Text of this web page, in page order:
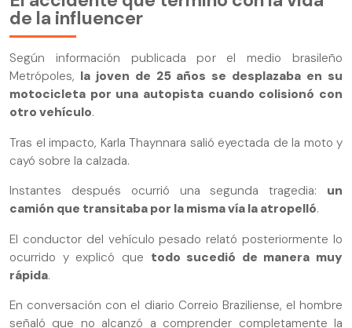
de la influencer
Según información publicada por el medio brasileño
Metrópoles, la joven de 25 años se desplazaba en su
motocicleta por una autopista cuando colisionó con
otro vehículo.
Tras el impacto, Karla Thaynnara salió eyectada de la moto y
cayó sobre la calzada.
Instantes después ocurrió una segunda tragedia: un
camión que transitaba por la misma vía la atropelló.
El conductor del vehículo pesado relató posteriormente lo
ocurrido y explicó que todo sucedió de manera muy
rápida.
En conversación con el diario Correio Braziliense, el hombre
señaló que no alcanzó a comprender completamente la